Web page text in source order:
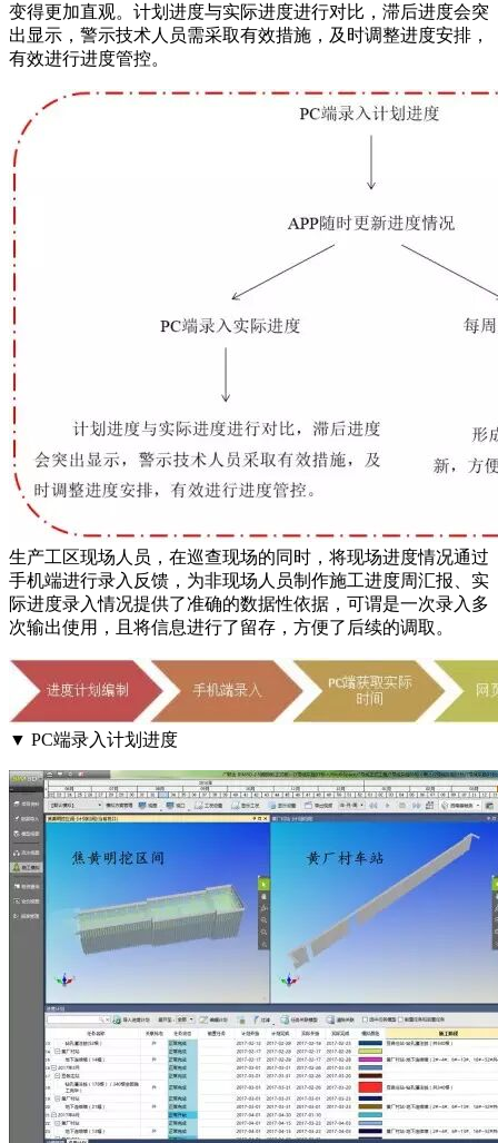
变得更加直观。计划进度与实际进度进行对比，滞后进度会突
出显示，警示技术人员需采取有效措施，及时调整进度安排，
有效进行进度管控。
生产工区现场人员，在巡查现场的同时，将现场进度情况通过
手机端进行录入反馈，为非现场人员制作施工进度周汇报、实
际进度录入情况提供了准确的数据性依据，可谓是一次录入多
次输出使用，且将信息进行了留存，方便了后续的调取。
▼ PC端录入计划进度